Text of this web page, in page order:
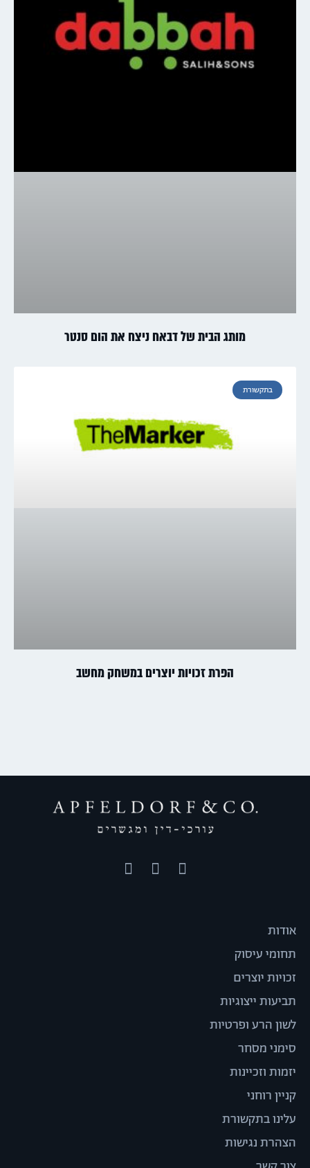
מותג הבית של דבאח ניצח את הום סנטר
בתקשורת
הפרת זכויות יוצרים במשחק מחשב
אודות
תחומי עיסוק
זכויות יוצרים
תביעות ייצוגיות
לשון הרע ופרטיות
סימני מסחר
יזמות וזכיינות
קניין רוחני
עלינו בתקשורת
הצהרת נגישות